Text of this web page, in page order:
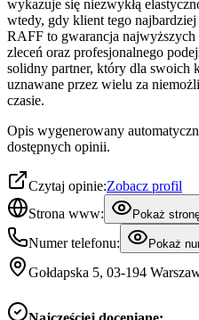
wykazuje się niezwykłą
wtedy, gdy klient tego
RAFF to gwarancja najwyższych
zleceń oraz profesjonalnego
solidny partner, który dla swoich
uznawane przez wielu za
czasie.
Opis wygenerowany
dostępnych opinii.
Czytaj opinie:Zobacz profil
Strona www:
Pokaż
Numer telefonu: Pokaż
Gołdapska 5, 03-194